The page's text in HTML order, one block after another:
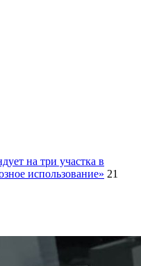
на три участка в
использование» 21